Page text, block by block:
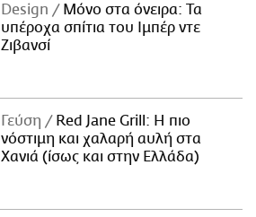
Design
Μόνο στα όνειρα: Τα
υπέροχα σπίτια του Ιμπέρ ντε
Ζιβανσί
Γεύση
Red Jane Grill: Η πιο
νόστιμη και χαλαρή αυλή στα
Χανιά (ίσως και στην Ελλάδα)